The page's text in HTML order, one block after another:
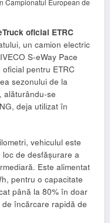
oficial ETRC
un camion electric
S-eWay Pace
pentru ETRC
sezonului de la
alăturându-se
deja utilizat în
vehiculul este
de desfășurare a
Este alimentat
pentru o capacitate
până la 80% în doar
încărcare rapidă de